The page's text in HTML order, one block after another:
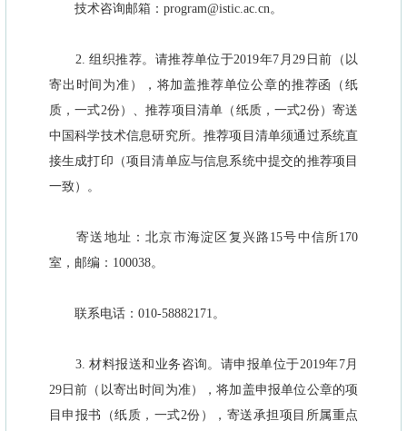
技术咨询邮箱：program@istic.ac.cn。
2. 组织推荐。请推荐单位于2019年7月29日前（以
寄出时间为准），将加盖推荐单位公章的推荐函（纸
质，一式2份）、推荐项目清单（纸质，一式2份）寄送
中国科学技术信息研究所。推荐项目清单须通过系统直
接生成打印（项目清单应与信息系统中提交的推荐项目
一致）。
寄送地址：北京市海淀区复兴路15号中信所170
室，邮编：100038。
联系电话：010-58882171。
3. 材料报送和业务咨询。请申报单位于2019年7月
29日前（以寄出时间为准），将加盖申报单位公章的项
目申报书（纸质，一式2份），寄送承担项目所属重点